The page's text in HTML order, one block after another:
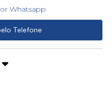
Whatsapp
Telefone